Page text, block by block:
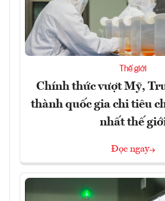
Thế giới
Chính thức vượt Mỹ,
thành quốc gia chi tiêu
nhất thế
Đọc ngay